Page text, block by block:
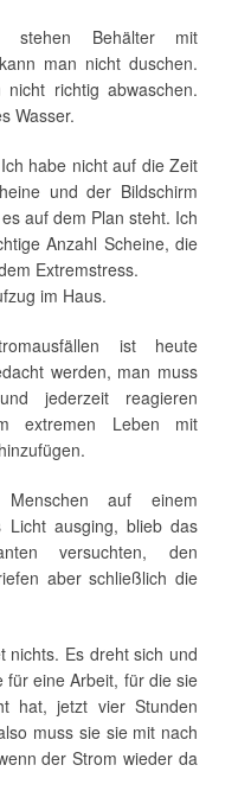
stehen Behälter mit
man nicht duschen.
richtig abwaschen.
Wasser.
habe nicht auf die Zeit
und der Bildschirm
auf dem Plan steht. Ich
Anzahl Scheine, die
Extremstress.
im Haus.
ist heute
werden, man muss
jederzeit reagieren
extremen Leben mit
Menschen auf einem
Licht ausging, blieb das
versuchten, den
aber schließlich die
nichts. Es dreht sich und
für eine Arbeit, für die sie
hat, jetzt vier Stunden
muss sie sie mit nach
der Strom wieder da